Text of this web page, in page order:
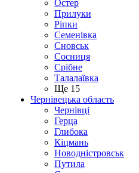
Остер
Прилуки
Ріпки
Семенівка
Сновськ
Сосниця
Срібне
Талалаївка
Ще 15
Чернівецька область
Чернівці
Герца
Глибока
Кіцмань
Новодністровськ
Путила